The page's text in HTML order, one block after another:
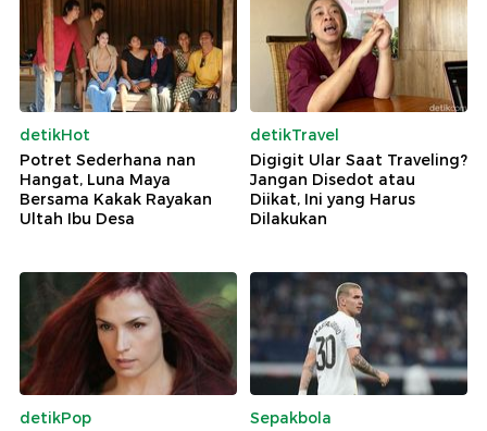
detikHot
Potret Sederhana nan
Hangat, Luna Maya
Bersama Kakak Rayakan
Ultah Ibu Desa
detikTravel
Digigit Ular Saat Traveling?
Jangan Disedot atau
Diikat, Ini yang Harus
Dilakukan
detikPop
Sepakbola